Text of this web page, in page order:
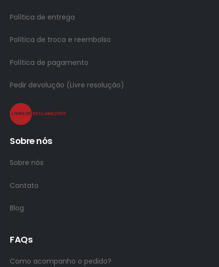
Política de entrega
Política de troca e reembolso
Política de pagamento
Pedir devolução (Livre resolução)
Sobre nós
Sobre nós
Contato
Blog
FAQs
Como acompanho o pedido?